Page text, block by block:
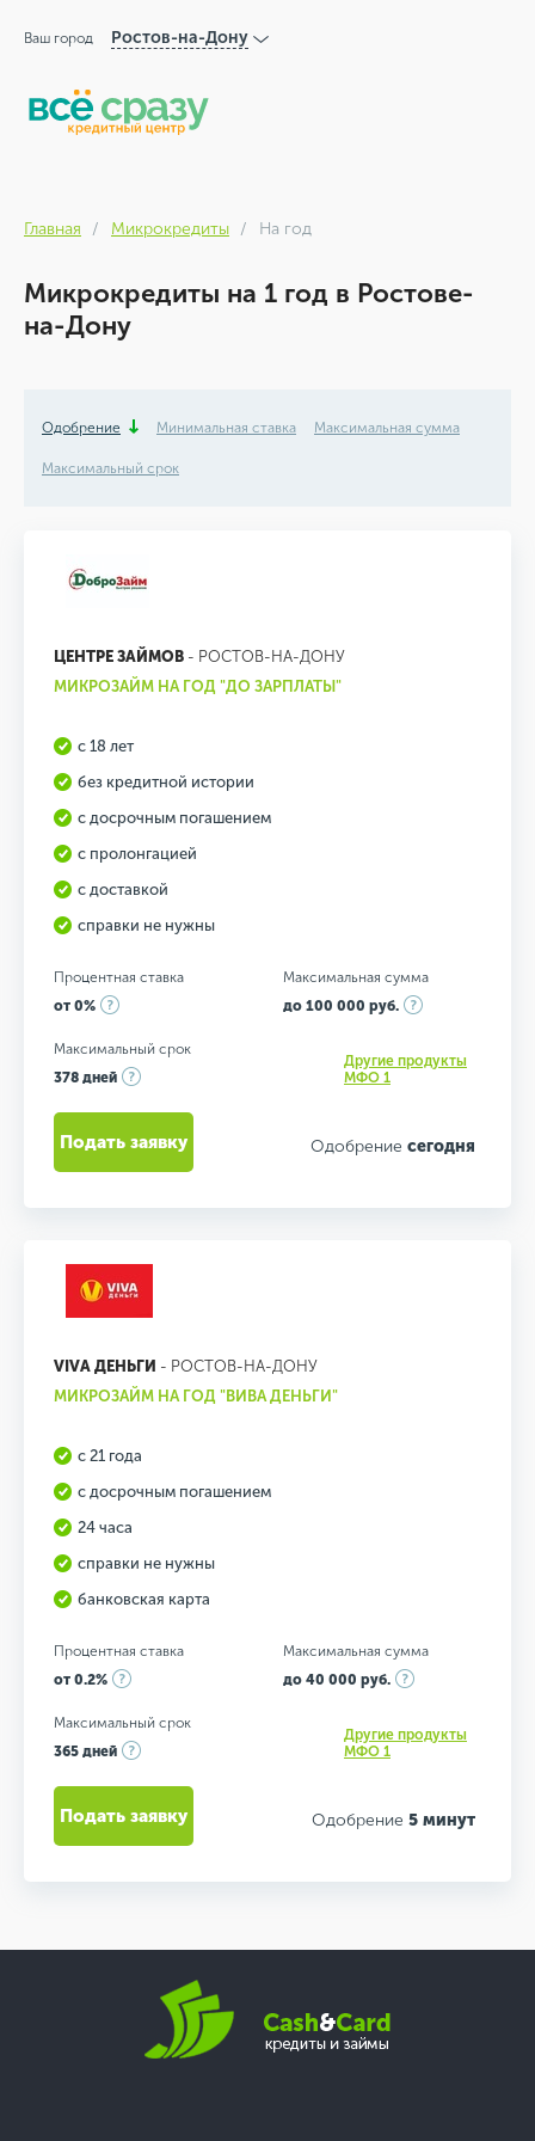
Ваш город Ростов-на-Дону
Главная Микрокредиты На год
Микрокредиты на 1 год в Ростове-
на-Дону
Одобрение Минимальная ставка Максимальная сумма
Максимальный срок
ЦЕНТРЕ ЗАЙМОВ - РОСТОВ-НА-ДОНУ
МИКРОЗАЙМ НА ГОД "ДО ЗАРПЛАТЫ"
с 18 лет
без кредитной истории
с досрочным погашением
с пролонгацией
с доставкой
справки не нужны
Процентная ставка
от 0%
Максимальная сумма
до 100 000 руб.
Максимальный срок
378 дней
Другие продукты
МФО 1
Одобрение сегодня
Подать заявку
VIVA ДЕНЬГИ - РОСТОВ-НА-ДОНУ
МИКРОЗАЙМ НА ГОД "ВИВА ДЕНЬГИ"
с 21 года
с досрочным погашением
24 часа
справки не нужны
банковская карта
Процентная ставка
от 0.2%
Максимальная сумма
до 40 000 руб.
Максимальный срок
365 дней
Другие продукты
МФО 1
Одобрение 5 минут
Подать заявку